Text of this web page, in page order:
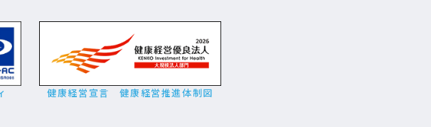
健康経営宣言 健康経営推進体制図